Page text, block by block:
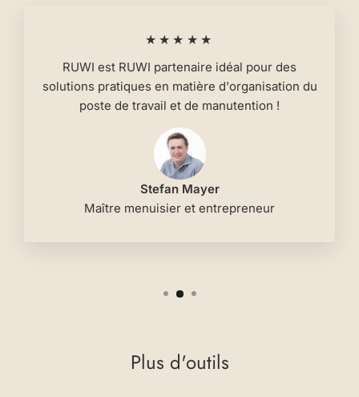
★★★★★
RUWI est RUWI partenaire idéal pour des
solutions pratiques en matière d'organisation du
poste de travail et de manutention !
Stefan Mayer
Maître menuisier et entrepreneur
Plus d'outils